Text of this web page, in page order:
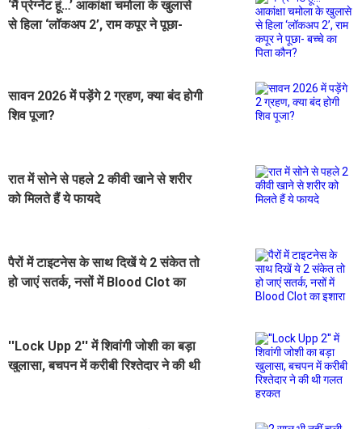
‘मैं प्रेग्नेंट हूं…’ आकांक्षा चमोला के खुलासे
से हिला ‘लॉकअप 2’, राम कपूर ने पूछा-
सावन 2026 में पड़ेंगे 2 ग्रहण, क्या बंद होगी
शिव पूजा?
रात में सोने से पहले 2 कीवी खाने से शरीर
को मिलते हैं ये फायदे
पैरों में टाइटनेस के साथ दिखें ये 2 संकेत तो
हो जाएं सतर्क, नसों में Blood Clot का
''Lock Upp 2'' में शिवांगी जोशी का बड़ा
खुलासा, बचपन में करीबी रिश्तेदार ने की थी